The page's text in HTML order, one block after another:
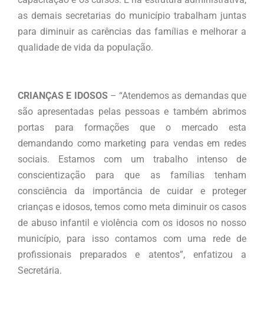
as demais secretarias do município trabalham juntas
para diminuir as carências das famílias e melhorar a
qualidade de vida da população.
CRIANÇAS E IDOSOS– “Atendemos as demandas que
são apresentadas pelas pessoas e também abrimos
portas para formações que o mercado esta
demandando como marketing para vendas em redes
sociais. Estamos com um trabalho intenso de
conscientização para que as famílias tenham
consciência da importância de cuidar e proteger
crianças e idosos, temos como meta diminuir os casos
de abuso infantil e violência com os idosos no nosso
município, para isso contamos com uma rede de
profissionais preparados e atentos”, enfatizou a
Secretária.